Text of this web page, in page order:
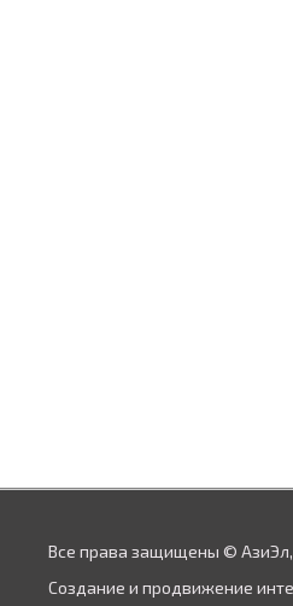
Все права защищены ©
Создание и продвижение